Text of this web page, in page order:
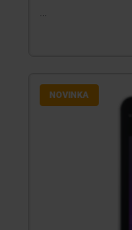
NOVINKA